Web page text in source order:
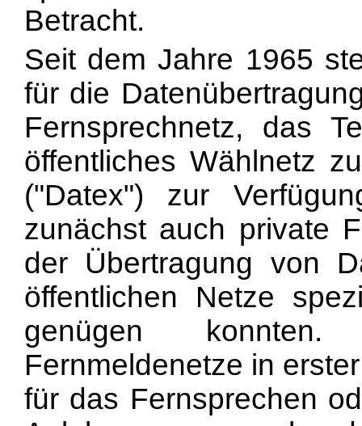
Betracht.
Seit dem Jahre 1965
für die
Fernsprechnetz, das
öffentliches Wählnetz
("Datex") zur
zunächst auch private
der Übertragung von
öffentlichen Netze
genügen
Fernmeldenetze in
für das Fernsprechen